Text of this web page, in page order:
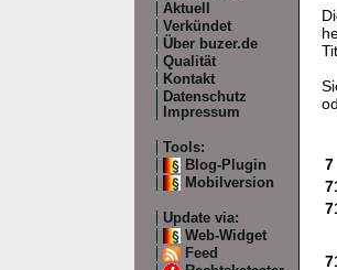
Aktuell
Verkündet
Über buzer.de
Qualität
Kontakt
Datenschutz
Impressum
Tools:
Blog-Plugin
Mobilversion
Update via:
Web-Widget
Feed
7